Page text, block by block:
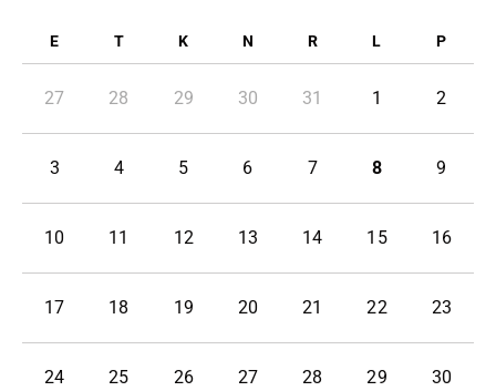
27 28 29 30 31 1 2
3 4 5 6 7 8 9
10 11 12 13 14 15 16
17 18 19 20 21 22 23
24 25 26 27 28 29 30